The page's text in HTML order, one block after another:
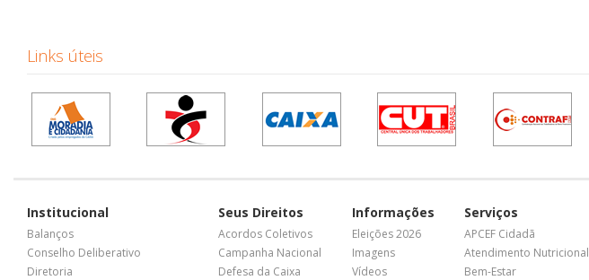
Links úteis
Institucional
Balanços
Conselho Deliberativo
Diretoria
Seus Direitos
Acordos Coletivos
Campanha Nacional
Defesa da Caixa
Informações
Eleições 2026
Imagens
Vídeos
Serviços
APCEF Cidadã
Atendimento Nutricional
Bem-Estar